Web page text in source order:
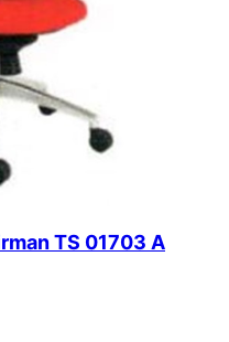
TS 01703 A